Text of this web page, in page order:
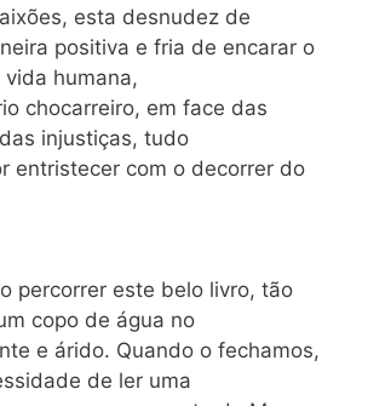
esta desnudez de
positiva e fria de encarar o
humana,
chocarreiro, em face das
injustiças, tudo
entristecer com o decorrer do
percorrer este belo livro, tão
copo de água no
e árido. Quando o fechamos,
de ler uma